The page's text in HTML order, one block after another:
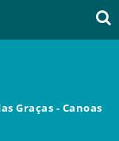
Graças - Canoas